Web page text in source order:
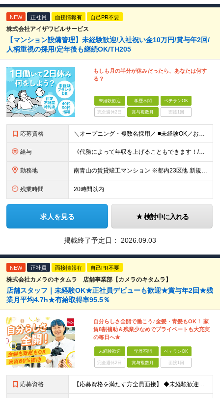
NEW 正社員 面接情報有 自己PR不要
株式会社アイザワビルサービス
【マンション設備管理】未経験歓迎/入社祝い金10万円/賞与年2回/
人柄重視の採用/定年後も継続OK/TH205
もしも月の半分が休みだったら、あなたは何す
る？
未経験歓迎 学歴不問 ベテランOK
完全週休2日 賞与複数月 面接1回
応募資格 ＼オープニング・複数名採用／ ■未経験OK／お人柄を重視します！ ■高卒以上 ■60歳未満の方(定年年齢による理由) ＜長く安心して働きやすい＞ 当社では現在20代～60代の管理スタッフが活躍中！
給与 《代務によって年収を上げることもできます！/想定年収330万円》 ■月給22万円以上＋賞与年2回(2カ月/2025年実績)＋時間外手当＋資格手当＋役職手当＋交通費（夜勤のみ） ………… ≪昇給、賞与、
勤務地 南青山の賃貸竣工マンション ※都内23区他 新規受託物件につき、オープニングの募集です！ 入社時期はご相談可能です！ 【本社/面接地】 東京都新宿区西新宿2丁目6番1号 新宿住友ビル4階 ※(変
残業時間 20時間以内
求人を見る 検討中に入れる
掲載終了予定日： 2026.09.03
NEW 正社員 面接情報有 自己PR不要
株式会社カメラのキタムラ 店舗事業部【カメラのキタムラ】
店舗スタッフ｜未経験OK★正社員デビューも歓迎★賞与年2回★残
業月平均4.7h★有給取得率95.5％
自分らしさ全開で働こう♪金髪・青髪もOK！ 家
賃8割補助＆残業少なめでプライベートも大充実
の毎日へ★
未経験歓迎 学歴不問 ベテランOK
完全週休2日 賞与複数月 面接1回
応募資格 【応募資格を満たす方全員面接】 ◆未経験歓迎！活躍のフィールドは全国！ ◆学歴不問 ◆第二新卒も活躍中 ◆35歳以下の方（若年層の長期キャリア形成を図るため）